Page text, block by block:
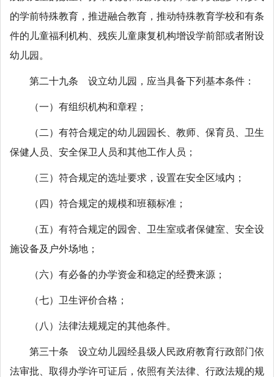
的学前特殊教育，推进融合教育，推动特殊教育学校和有条
件的儿童福利机构、残疾儿童康复机构增设学前部或者附设
幼儿园。
第二十九条 设立幼儿园，应当具备下列基本条件：
（一）有组织机构和章程；
（二）有符合规定的幼儿园园长、教师、保育员、卫生
保健人员、安全保卫人员和其他工作人员；
（三）符合规定的选址要求，设置在安全区域内；
（四）符合规定的规模和班额标准；
（五）有符合规定的园舍、卫生室或者保健室、安全设
施设备及户外场地；
（六）有必备的办学资金和稳定的经费来源；
（七）卫生评价合格；
（八）法律法规规定的其他条件。
第三十条 设立幼儿园经县级人民政府教育行政部门依
法审批、取得办学许可证后，依照有关法律、行政法规的规